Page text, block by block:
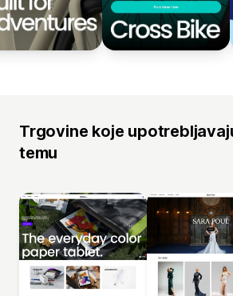
Trgovine koje
temu